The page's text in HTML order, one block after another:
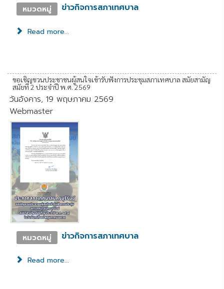
หมวดหมู่ ข่าวกิจการสภาเทศบาล
Read more...
ขอเชิญชวนประชาชนผู้สนใจเข้ารับฟังการประชุมสภาเทศบาล สมัยสามัญ
สมัยที่ 2 ประจำปี พ.ศ. 2569
วันอังคาร, 19 พฤษภาคม 2569
Webmaster
หมวดหมู่ ข่าวกิจการสภาเทศบาล
Read more...